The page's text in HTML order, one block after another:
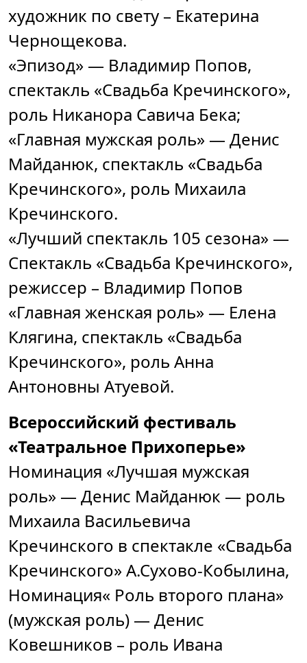
художник по свету – Екатерина
Чернощекова.
«Эпизод» — Владимир Попов,
спектакль «Свадьба Кречинского»,
роль Никанора Савича Бека;
«Главная мужская роль» — Денис
Майданюк, спектакль «Свадьба
Кречинского», роль Михаила
Кречинского.
«Лучший спектакль 105 сезона» —
Спектакль «Свадьба Кречинского»,
режиссер – Владимир Попов
«Главная женская роль» — Елена
Клягина, спектакль «Свадьба
Кречинского», роль Анна
Антоновны Атуевой.
Всероссийский фестиваль
«Театральное Прихоперье»
Номинация «Лучшая мужская
роль» — Денис Майданюк — роль
Михаила Васильевича
Кречинского в спектакле «Свадьба
Кречинского» А.Сухово-Кобылина,
Номинация« Роль второго плана»
(мужская роль) — Денис
Ковешников – роль Ивана